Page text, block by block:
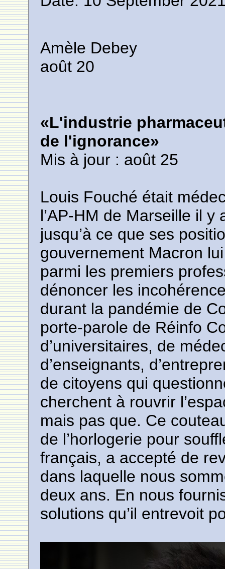
Amèle Debey
août 20
«L'industrie
de l'ignorance»
Mis à jour : août 25
Louis Fouché était
l’AP-HM de Marseille il
jusqu’à ce que ses
gouvernement Macron
parmi les premiers
dénoncer les
durant la pandémie de
porte-parole de Réinfo
d’universitaires, de
d’enseignants,
de citoyens qui
cherchent à rouvrir
mais pas que. Ce
de l’horlogerie pour
français, a accepté de
dans laquelle nous
deux ans. En nous
solutions qu’il entrevoit